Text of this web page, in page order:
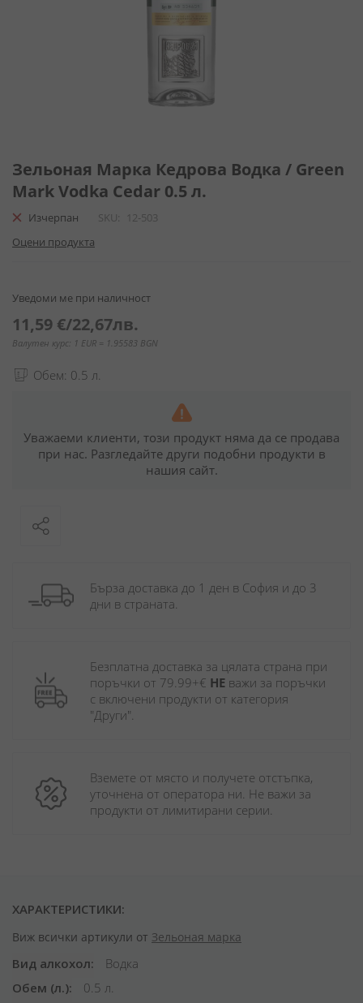
към
началото
на
галерия
снимки
Зельоная Марка Кедрова Водка / Green
Mark Vodka Cedar 0.5 л.
Изчерпан SKU
12-503
Оцени продукта
Уведоми ме при наличност
11,59 €/22,67лв.
Валутен курс: 1 EUR = 1.95583 BGN
Обем: 0.5 л.
Уважаеми клиенти, този продукт няма да се продава
при нас. Разгледайте други подобни продукти в
нашия сайт.
Бърза доставка до 1 ден в София и до 3
дни в страната.
Безплатна доставка за цялата страна при
поръчки от 79.99+€ НЕ важи за поръчки
с включени продукти от категория
"Други".
Вземете от място и получете отстъпка,
уточнена от оператора ни. Не важи за
продукти от лимитирани серии.
ХАРАКТЕРИСТИКИ:
Виж всички артикули от Зельоная марка
Вид алкохол
Водка
Обем (л.)
0.5 л.